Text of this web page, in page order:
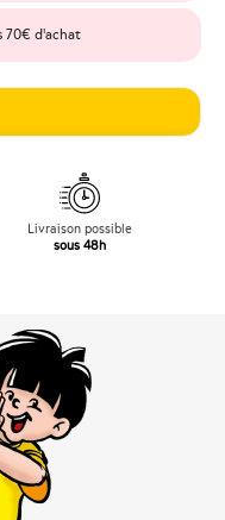
70€ d'achat
Livraison possible
sous 48h